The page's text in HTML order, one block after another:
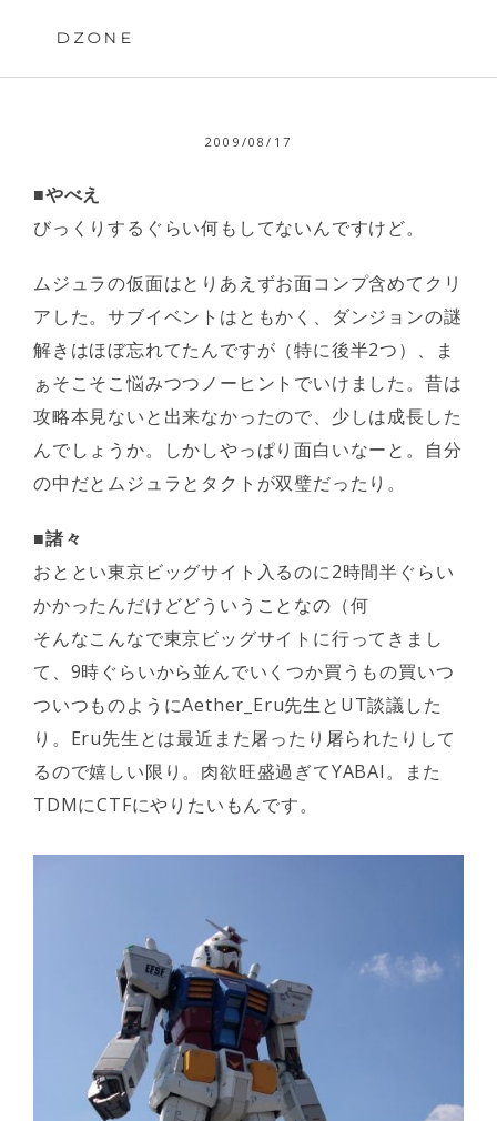
DZONE
2009/08/17
■やべえ
びっくりするぐらい何もしてないんですけど。
ムジュラの仮面はとりあえずお面コンプ含めてクリ
アした。サブイベントはともかく、ダンジョンの謎
解きはほぼ忘れてたんですが（特に後半2つ）、ま
ぁそこそこ悩みつつノーヒントでいけました。昔は
攻略本見ないと出来なかったので、少しは成長した
んでしょうか。しかしやっぱり面白いなーと。自分
の中だとムジュラとタクトが双璧だったり。
■諸々
おととい東京ビッグサイト入るのに2時間半ぐらい
かかったんだけどどういうことなの（何
そんなこんなで東京ビッグサイトに行ってきまし
て、9時ぐらいから並んでいくつか買うもの買いつ
ついつものようにAether_Eru先生とUT談議した
り。Eru先生とは最近また屠ったり屠られたりして
るので嬉しい限り。肉欲旺盛過ぎてYABAI。また
TDMにCTFにやりたいもんです。